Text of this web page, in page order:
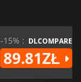
-15% : DLCOMPARE
89.81ZŁ